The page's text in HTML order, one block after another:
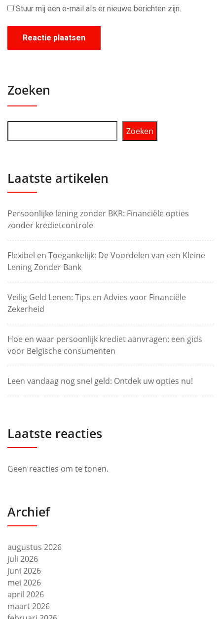
Stuur mij een e-mail als er nieuwe berichten zijn.
Zoeken
Zoeken
Laatste artikelen
Persoonlijke lening zonder BKR: Financiële opties
zonder kredietcontrole
Flexibel en Toegankelijk: De Voordelen van een Kleine
Lening Zonder Bank
Veilig Geld Lenen: Tips en Advies voor Financiële
Zekerheid
Hoe en waar persoonlijk krediet aanvragen: een gids
voor Belgische consumenten
Leen vandaag nog snel geld: Ontdek uw opties nu!
Laatste reacties
Geen reacties om te tonen.
Archief
augustus 2026
juli 2026
juni 2026
mei 2026
april 2026
maart 2026